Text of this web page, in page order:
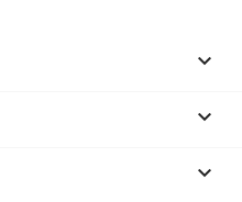


